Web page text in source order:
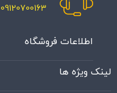
09120700163
اطلاعات فروشگاه
لینک ویژه ها